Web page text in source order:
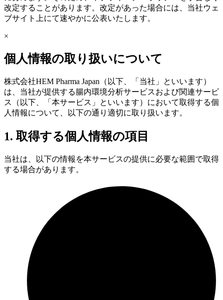
改定することがあります。改定があった場合には、当社ウェ
ブサイト上にて速やかに公表いたします。
×
個人情報の取り扱いについて
株式会社HEM Pharma Japan（以下、「当社」といいます）
は、当社が提供する腸内環境分析サービスおよび関連サービ
ス（以下、「本サービス」といいます）において取得する個
人情報について、以下の通り適切に取り扱います。
1. 取得する個人情報の項目
当社は、以下の情報を本サービスの提供に必要な範囲で取得
する場合があります。